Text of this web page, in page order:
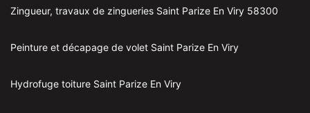
Zingueur, travaux de zingueries Saint Parize En Viry 58300
Peinture et décapage de volet Saint Parize En Viry
Hydrofuge toiture Saint Parize En Viry